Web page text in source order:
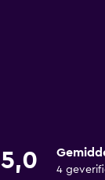
5,0 4